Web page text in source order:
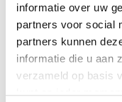
informatie over uw
partners voor social
partners kunnen
informatie die u aan
verzameld op basis
kunt op ieder
The story of the
world that sought